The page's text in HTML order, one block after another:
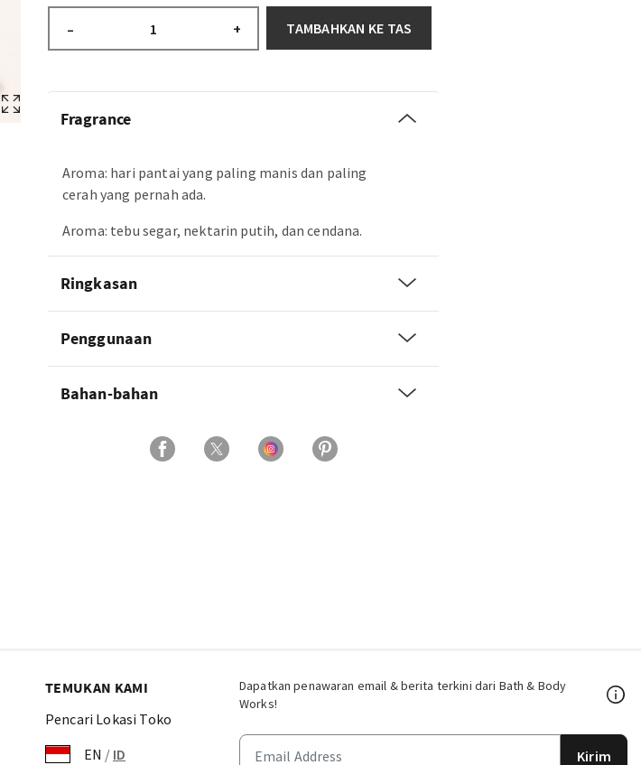
– + TAMBAHKAN KE TAS
Fragrance
Aroma: hari pantai yang paling manis dan paling
cerah yang pernah ada.
Aroma: tebu segar, nektarin putih, dan cendana.
Ringkasan
Penggunaan
Bahan-bahan
Dapatkan penawaran email & berita terkini dari Bath & Body
Works!
Kirim
TEMUKAN KAMI
Pencari Lokasi Toko
EN / ID